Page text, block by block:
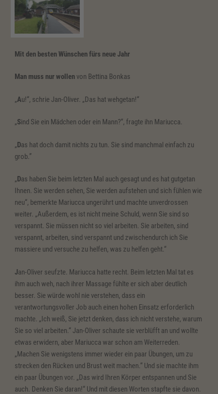
Mit den besten Wünschen fürs neue Jahr
Man muss nur wollenvon Bettina Bonkas
„Au!“, schrie Jan-Oliver. „Das hat wehgetan!“
„Sind Sie ein Mädchen oder ein Mann?“, fragte ihn Mariucca.
„Das hat doch damit nichts zu tun. Sie sind manchmal einfach zu
grob.”
„Das haben Sie beim letzten Mal auch gesagt und es hat gutgetan
Ihnen. Sie werden sehen, Sie werden aufstehen und sich fühlen wie
neu“, bemerkte Mariucca ungerührt und machte unverdrossen
weiter. „Außerdem, es ist nicht meine Schuld, wenn Sie sind so
verspannt. Sie müssen nicht so viel arbeiten. Sie arbeiten, sind
verspannt, arbeiten, sind verspannt und zwischendurch ich Sie
massiere und versuche zu helfen, was zu helfen geht.“
Jan-Oliver seufzte. Mariucca hatte recht. Beim letzten Mal tat es
ihm auch weh, nach ihrer Massage fühlte er sich aber deutlich
besser. Sie würde wohl nie verstehen, dass ein
verantwortungsvoller Job auch einen hohen Einsatz erforderlich
machte. „Ich weiß, Sie jetzt denken, dass ich nicht verstehe, warum
Sie so viel arbeiten.“ Jan-Oliver schaute sie verblüfft an und wollte
etwas erwidern, aber Mariucca war schon am Weiterreden.
„Machen Sie wenigstens immer wieder ein paar Übungen, um zu
strecken den Rücken und Brust weit machen.“ Und sie machte ihm
ein paar Übungen vor. „Das wird Ihren Körper entspannen und Sie
auch. Denken Sie daran!“ Und mit diesen Worten stapfte sie davon.